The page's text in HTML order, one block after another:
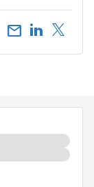
email